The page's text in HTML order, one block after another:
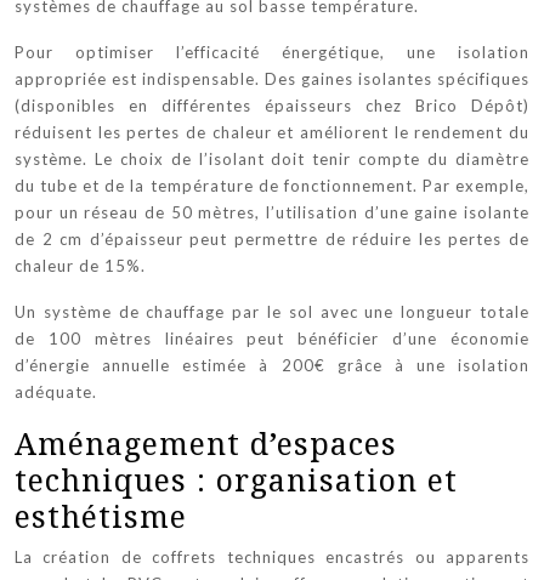
systèmes de chauffage au sol basse température.
Pour optimiser l’efficacité énergétique, une isolation
appropriée est indispensable. Des gaines isolantes spécifiques
(disponibles en différentes épaisseurs chez Brico Dépôt)
réduisent les pertes de chaleur et améliorent le rendement du
système. Le choix de l’isolant doit tenir compte du diamètre
du tube et de la température de fonctionnement. Par exemple,
pour un réseau de 50 mètres, l’utilisation d’une gaine isolante
de 2 cm d’épaisseur peut permettre de réduire les pertes de
chaleur de 15%.
Un système de chauffage par le sol avec une longueur totale
de 100 mètres linéaires peut bénéficier d’une économie
d’énergie annuelle estimée à 200€ grâce à une isolation
adéquate.
Aménagement d’espaces
techniques : organisation et
esthétisme
La création de coffrets techniques encastrés ou apparents